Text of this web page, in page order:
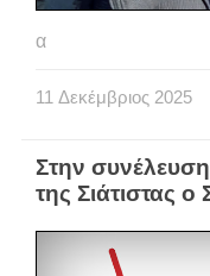
α
11 Δεκέμβριος 2025
Στην
της Σιάτιστας